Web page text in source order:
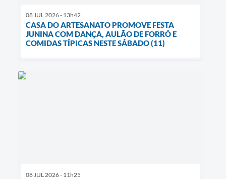
08 JUL 2026 - 13h42
CASA DO ARTESANATO PROMOVE FESTA
JUNINA COM DANÇA, AULÃO DE FORRÓ E
COMIDAS TÍPICAS NESTE SÁBADO (11)
08 JUL 2026 - 11h25